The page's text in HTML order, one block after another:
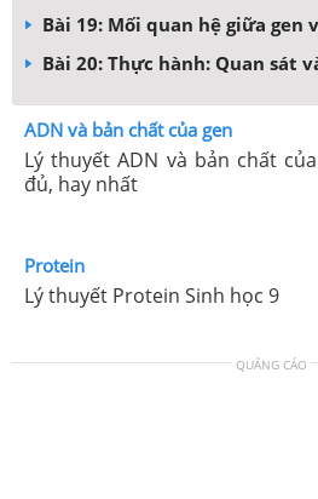
Bài 19: Mối quan hệ giữa gen
Bài 20: Thực hành: Quan sát
ADN và bản chất của gen
Lý thuyết ADN và bản chất
đủ, hay nhất
Protein
Lý thuyết Protein Sinh học 9
QUẢNG CÁO